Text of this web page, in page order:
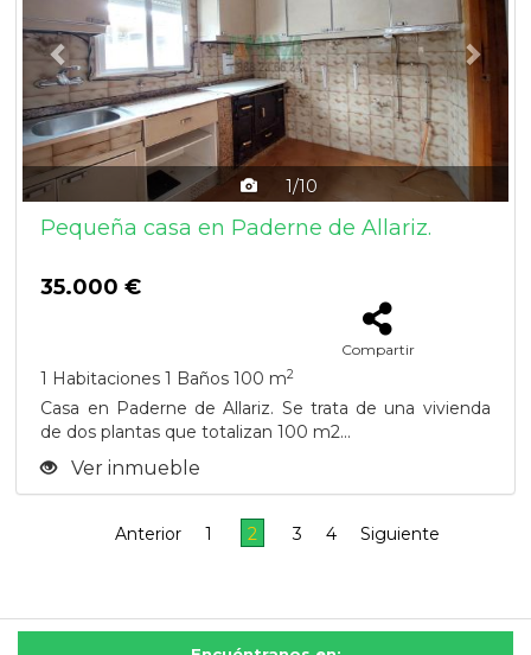
1/10
Pequeña casa en Paderne de Allariz.
35.000 €
Compartir
1 Habitaciones 1 Baños 100 m2
Casa en Paderne de Allariz. Se trata de una vivienda
de dos plantas que totalizan 100 m2...
Ver inmueble
Anterior 1 2 3 4 Siguiente